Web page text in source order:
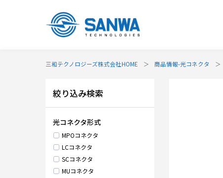
三和テクノロジーズ株式会社HOME 商品情報-光コネクタ
絞り込み検索
光コネクタ形式
MPOコネクタ
LCコネクタ
SCコネクタ
MUコネクタ